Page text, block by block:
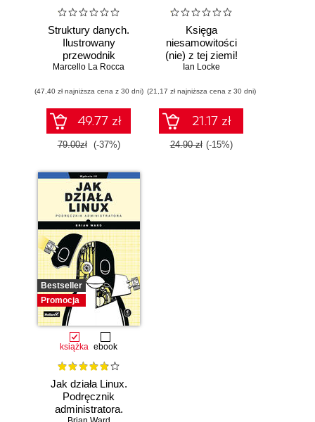
Struktury danych.
Ilustrowany
przewodnik
Marcello La Rocca
(47,40 zł najniższa cena z 30 dni)
49.77 zł
79.00zł (-37%)
Księga
niesamowitości
(nie) z tej ziemi!
Księga faktów
niezwykłych
Ian Locke
(21,17 zł najniższa cena z 30 dni)
21.17 zł
24.90 zł (-15%)
Bestseller
Promocja
książka ebook
Jak działa Linux.
Podręcznik
administratora.